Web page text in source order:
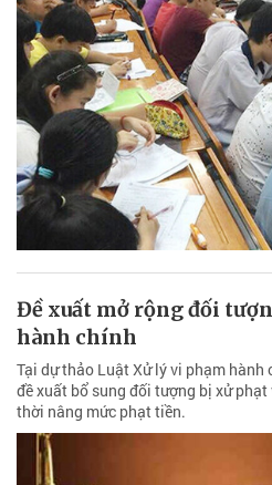
Đề xuất mở rộng đối
hành chính
Tại dự thảo Luật Xử lý vi phạm hành
đề xuất bổ sung đối tượng bị xử
thời nâng mức phạt tiền.